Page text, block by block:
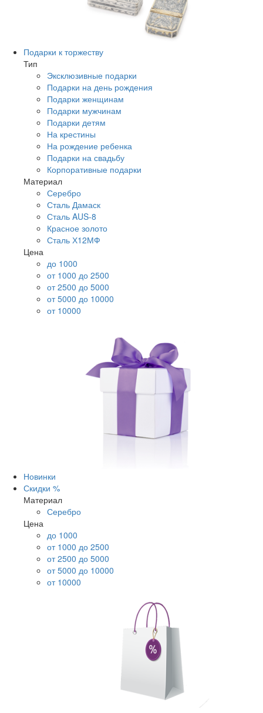
Подарки к торжеству
Тип
Эксклюзивные подарки
Подарки на день рождения
Подарки женщинам
Подарки мужчинам
Подарки детям
На крестины
На рождение ребенка
Подарки на свадьбу
Корпоративные подарки
Материал
Серебро
Сталь Дамаск
Сталь AUS-8
Красное золото
Сталь Х12МФ
Цена
до 1000
от 1000 до 2500
от 2500 до 5000
от 5000 до 10000
от 10000
Новинки
Скидки %
Материал
Серебро
Цена
до 1000
от 1000 до 2500
от 2500 до 5000
от 5000 до 10000
от 10000